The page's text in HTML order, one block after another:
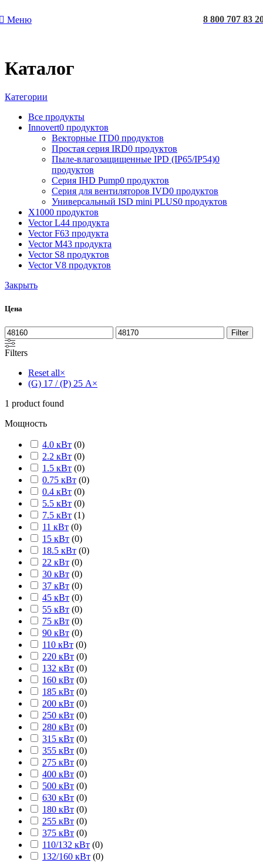
Меню 8 800 707 83
Каталог
Категории
Все продукты
Innovert0 продуктов
Векторные ITD0 продуктов
Простая серия IRD0 продуктов
Пыле-влагозащищенные IPD (IP65/IP54)0
продуктов
Серия IHD Pump0 продуктов
Серия для вентиляторов IVD0 продуктов
Универсальный ISD mini PLUS0 продуктов
X1000 продуктов
Vector L44 продукта
Vector F63 продукта
Vector M43 продукта
Vector S8 продуктов
Vector V8 продуктов
Закрыть
Цена
Filter
Filters
Reset all×
(G) 17 / (P) 25 А×
1 product found
Мощность
4.0 кВт (0)
2.2 кВт (0)
1.5 кВт (0)
0.75 кВт (0)
0.4 кВт (0)
5.5 кВт (0)
7.5 кВт (1)
11 кВт (0)
15 кВт (0)
18.5 кВт (0)
22 кВт (0)
30 кВт (0)
37 кВт (0)
45 кВт (0)
55 кВт (0)
75 кВт (0)
90 кВт (0)
110 кВт (0)
220 кВт (0)
132 кВт (0)
160 кВт (0)
185 кВт (0)
200 кВт (0)
250 кВт (0)
280 кВт (0)
315 кВт (0)
355 кВт (0)
275 кВт (0)
400 кВт (0)
500 кВт (0)
630 кВт (0)
180 кВт (0)
255 кВт (0)
375 кВт (0)
110/132 кВт (0)
132/160 кВт (0)